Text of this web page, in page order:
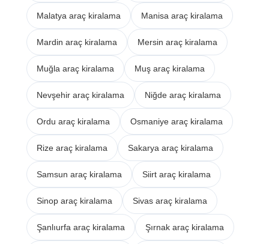
Malatya araç kiralama Manisa araç kiralama
Mardin araç kiralama Mersin araç kiralama
Muğla araç kiralama Muş araç kiralama
Nevşehir araç kiralama Niğde araç kiralama
Ordu araç kiralama Osmaniye araç kiralama
Rize araç kiralama Sakarya araç kiralama
Samsun araç kiralama Siirt araç kiralama
Sinop araç kiralama Sivas araç kiralama
Şanlıurfa araç kiralama Şırnak araç kiralama